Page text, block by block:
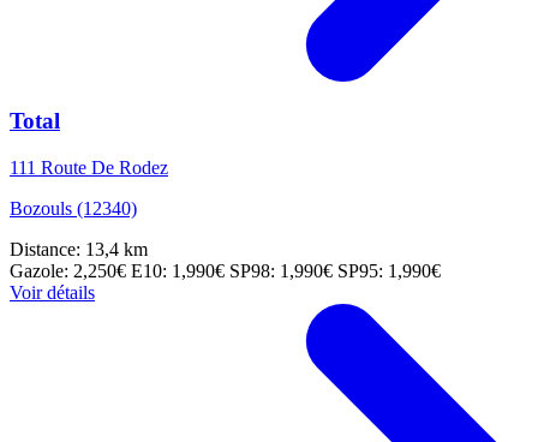
Total
111 Route De Rodez
Bozouls (12340)
Distance: 13,4 km
Gazole: 2,250€ E10: 1,990€ SP98: 1,990€ SP95: 1,990€
Voir détails